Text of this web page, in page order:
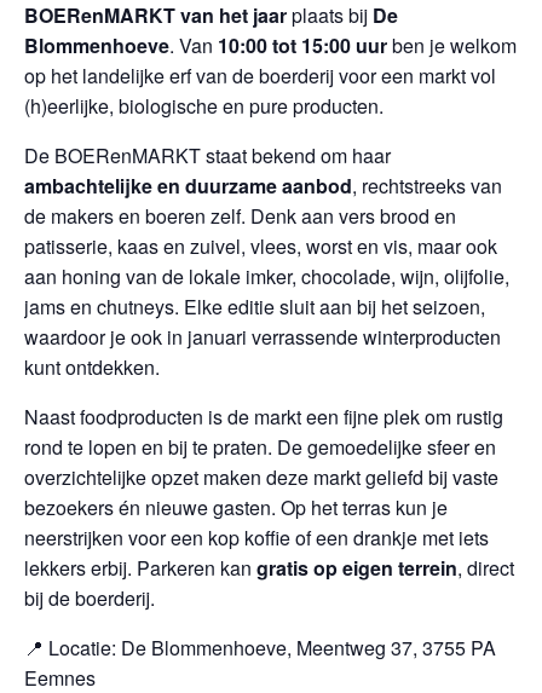
BOERenMARKT van het jaarplaats bij De
Blommenhoeve. Van 10:00 tot 15:00 uurben je welkom
op het landelijke erf van de boerderij voor een markt vol
(h)eerlijke, biologische en pure producten.
De BOERenMARKT staat bekend om haar
ambachtelijke en duurzame aanbod, rechtstreeks van
de makers en boeren zelf. Denk aan vers brood en
patisserie, kaas en zuivel, vlees, worst en vis, maar ook
aan honing van de lokale imker, chocolade, wijn, olijfolie,
jams en chutneys. Elke editie sluit aan bij het seizoen,
waardoor je ook in januari verrassende winterproducten
kunt ontdekken.
Naast foodproducten is de markt een fijne plek om rustig
rond te lopen en bij te praten. De gemoedelijke sfeer en
overzichtelijke opzet maken deze markt geliefd bij vaste
bezoekers én nieuwe gasten. Op het terras kun je
neerstrijken voor een kop koffie of een drankje met iets
lekkers erbij. Parkeren kan gratis op eigen terrein, direct
bij de boerderij.
📍 Locatie: De Blommenhoeve, Meentweg 37, 3755 PA
Eemnes